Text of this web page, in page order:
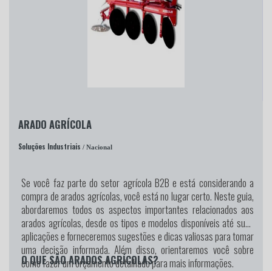
ARADO AGRÍCOLA
Soluções Industriais / Nacional
Se você faz parte do setor agrícola B2B e está considerando a
compra de arados agrícolas, você está no lugar certo. Neste guia,
abordaremos todos os aspectos importantes relacionados aos
arados agrícolas, desde os tipos e modelos disponíveis até suas
aplicações e forneceremos sugestões e dicas valiosas para tomar
uma decisão informada. Além disso, orientaremos você sobre
como fazer um orçamento detalhado para mais informações.
O QUE SÃO ARADOS AGRÍCOLAS?